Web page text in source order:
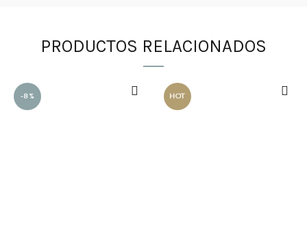
PRODUCTOS RELACIONADOS
-8% HOT